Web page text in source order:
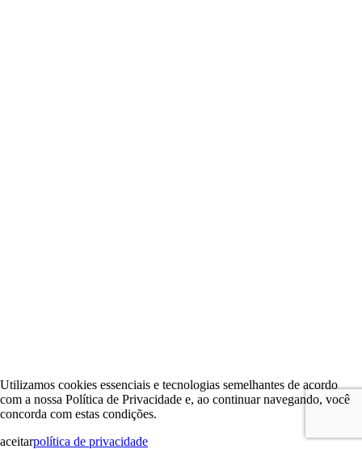
Utilizamos cookies essenciais e tecnologias semelhantes de acordo
com a nossa Política de Privacidade e, ao continuar navegando, você
concorda com estas condições.
aceitarpolítica de privacidade